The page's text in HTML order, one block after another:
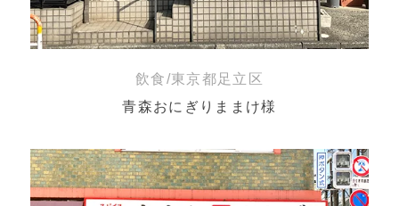
飲食/東京都足立区
青森おにぎりままけ様